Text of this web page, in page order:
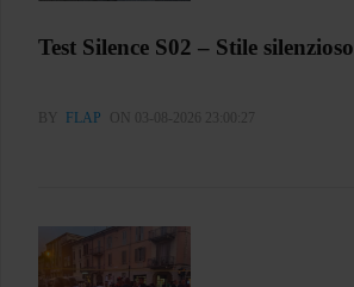
Test Silence S02 – Stile silenzioso
BY FLAP ON 03-08-2026 23:00:27